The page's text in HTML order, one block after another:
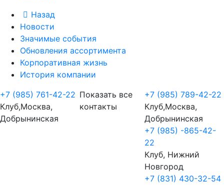
Назад
Новости
Значимые события
Обновления ассортимента
Корпоративная жизнь
История компании
+7 (985) 761-42-22
Клуб,Москва,
Добрынинская
Показать все
контакты
+7 (985) 789-42-22
Клуб,Москва,
Добрынинская
+7 (985) -865-42-
22
Клуб, Нижний
Новгород
+7 (831) 430-32-54